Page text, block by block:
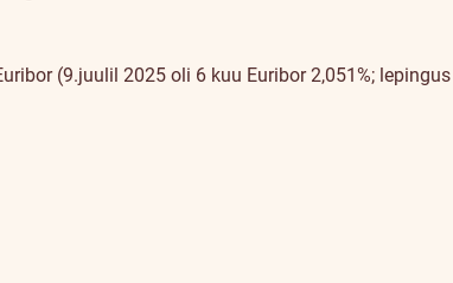
(9.juulil 2025 oli 6 kuu Euribor 2,051%;